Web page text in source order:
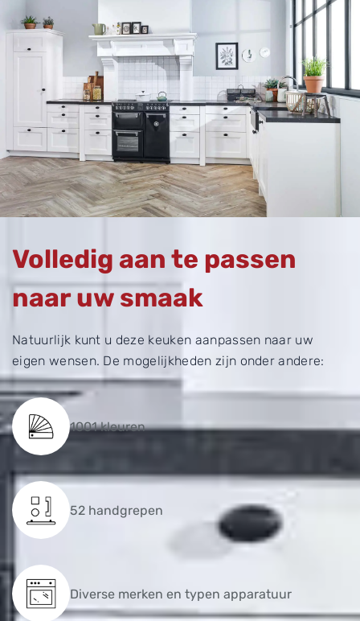
Volledig aan te passen
naar uw smaak
Natuurlijk kunt u deze keuken aanpassen naar uw
eigen wensen. De mogelijkheden zijn onder andere:
1001 kleuren
52 handgrepen
Diverse merken en typen apparatuur